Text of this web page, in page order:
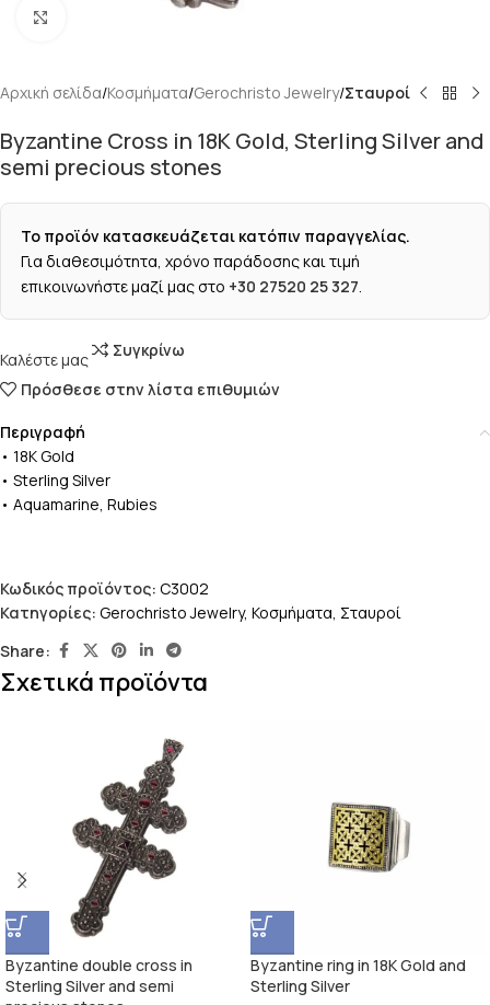
Αρχική σελίδα Κοσμήματα Gerochristo Jewelry Σταυροί
Byzantine Cross in 18K Gold, Sterling Silver and
semi precious stones
Το προϊόν κατασκευάζεται κατόπιν παραγγελίας.
Για διαθεσιμότητα, χρόνο παράδοσης και τιμή
επικοινωνήστε μαζί μας στο +30 27520 25 327.
Καλέστε μας
Συγκρίνω
Πρόσθεσε στην λίστα επιθυμιών
Περιγραφή
• 18K Gold
• Sterling Silver
• Aquamarine, Rubies
Κωδικός προϊόντος: C3002
Κατηγορίες: Gerochristo Jewelry, Κοσμήματα, Σταυροί
Share:
Σχετικά προϊόντα
Byzantine double cross in
Sterling Silver and semi
Byzantine ring in 18K Gold and
Sterling Silver